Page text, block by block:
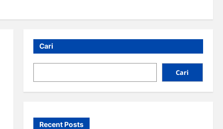
Cari
Cari
Recent Posts